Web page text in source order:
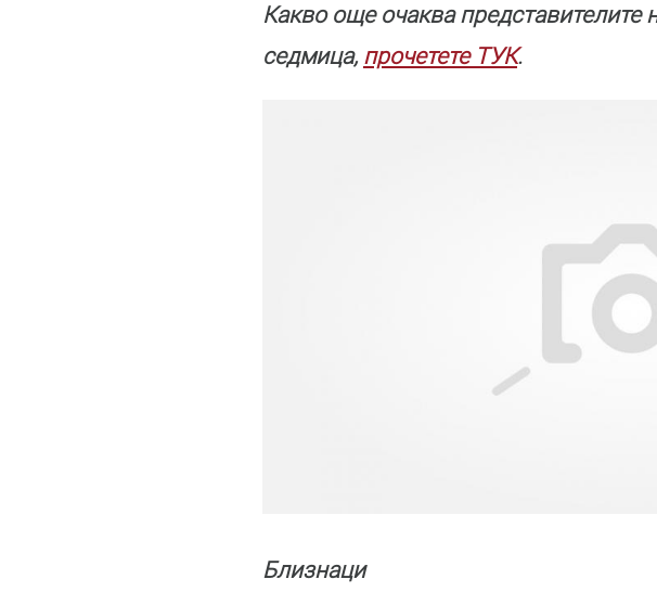
Какво още очаква представителите
седмица, прочетете ТУК.
Близнаци